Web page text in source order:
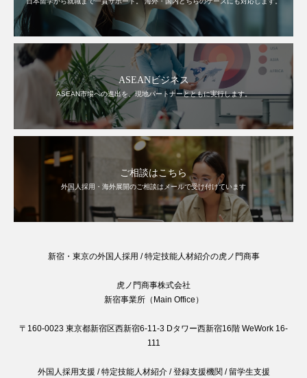
ASEANビジネス
ASEAN市場への進出を、現地パートナーとともに実行します。
ご相談はこちら
外国人採用・海外展開のご相談はメールで受け付けています
新宿・東京の外国人採用 / 特定技能人材紹介の虎ノ門商事
虎ノ門商事株式会社
新宿事業所（Main Office）
〒160-0023 東京都新宿区西新宿6-11-3 Dタワー西新宿16階 WeWork 16-
111
外国人採用支援 / 特定技能人材紹介 / 登録支援機関 / 留学生支援